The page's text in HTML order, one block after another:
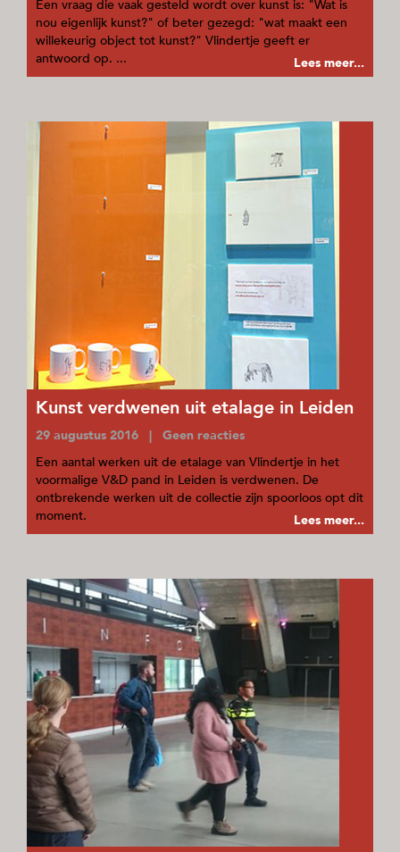
Een vraag die vaak gesteld wordt over kunst is: "Wat is
nou eigenlijk kunst?" of beter gezegd: "wat maakt een
willekeurig object tot kunst?" Vlindertje geeft er
antwoord op. ...
Lees meer...
Kunst verdwenen uit etalage in Leiden
29 augustus 2016 | Geen reacties
Een aantal werken uit de etalage van Vlindertje in het
voormalige V&D pand in Leiden is verdwenen. De
ontbrekende werken uit de collectie zijn spoorloos opt dit
moment.
Lees meer...